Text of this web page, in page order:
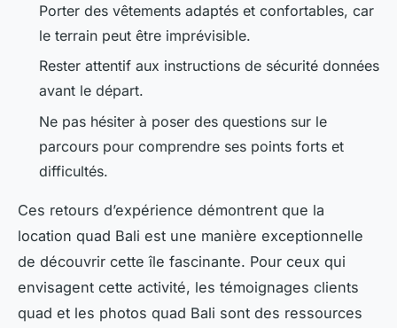
Porter des vêtements adaptés et confortables, car
le terrain peut être imprévisible.
Rester attentif aux instructions de sécurité données
avant le départ.
Ne pas hésiter à poser des questions sur le
parcours pour comprendre ses points forts et
difficultés.
Ces retours d’expérience démontrent que la
location quad Bali est une manière exceptionnelle
de découvrir cette île fascinante. Pour ceux qui
envisagent cette activité, les témoignages clients
quad et les photos quad Bali sont des ressources